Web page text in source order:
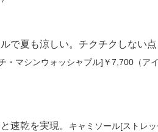
で夏も涼しい。チクチクしない
・マシンウォッシャブル]￥7,700（ア
速乾を実現。
キャミソール[ストレ